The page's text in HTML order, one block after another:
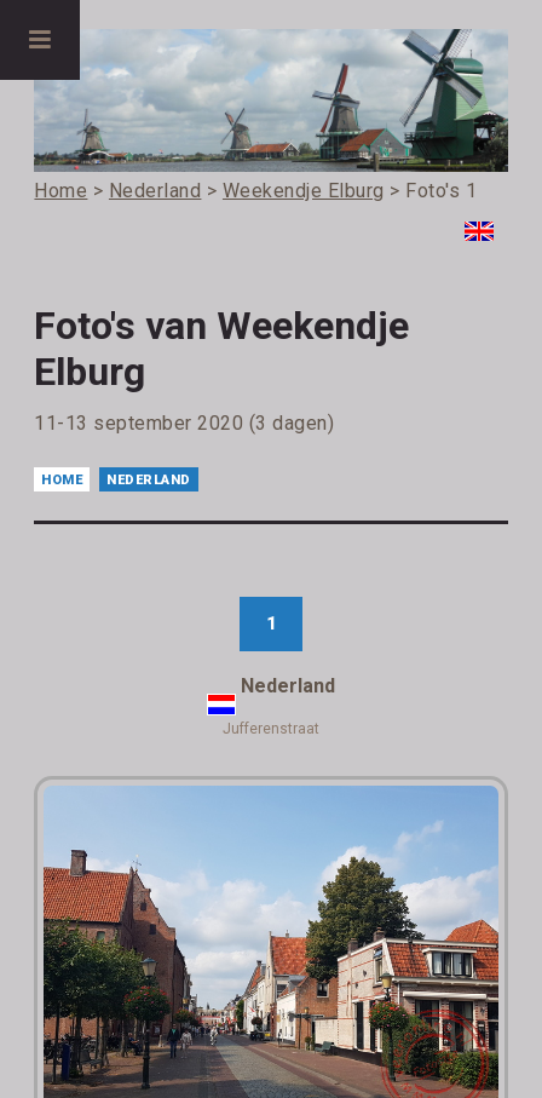
Home > Nederland > Weekendje Elburg > Foto's 1
Foto's van Weekendje
Elburg
11-13 september 2020 (3 dagen)
HOME NEDERLAND
1
Nederland
Jufferenstraat